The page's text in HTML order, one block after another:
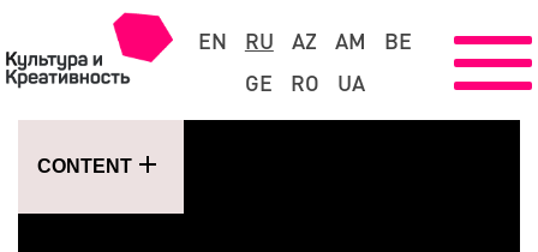
EN RU AZ AM
BE
GE
RO UA
CONTENT